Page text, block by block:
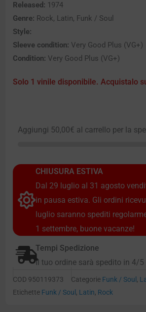
Released: 1974
Genre: Rock, Latin, Funk / Soul
Style:
Sleeve condition: Very Good Plus (VG+)
Condition: Very Good Plus (VG+)
Solo 1 vinile disponibile. Acquistalo
Aggiungi 50,00€ al carrello per la
CHIUSURA ESTIVA
Dal 29 luglio al 31 agosto
in pausa estiva. Gli ordini
luglio saranno spediti
1 settembre, buone vacanze!
Tempi Spedizione
Il tuo ordine sarà spedito in 4/5
COD 950119373 Categorie Funk / Soul ,
Etichette Funk / Soul , Latin, Rock